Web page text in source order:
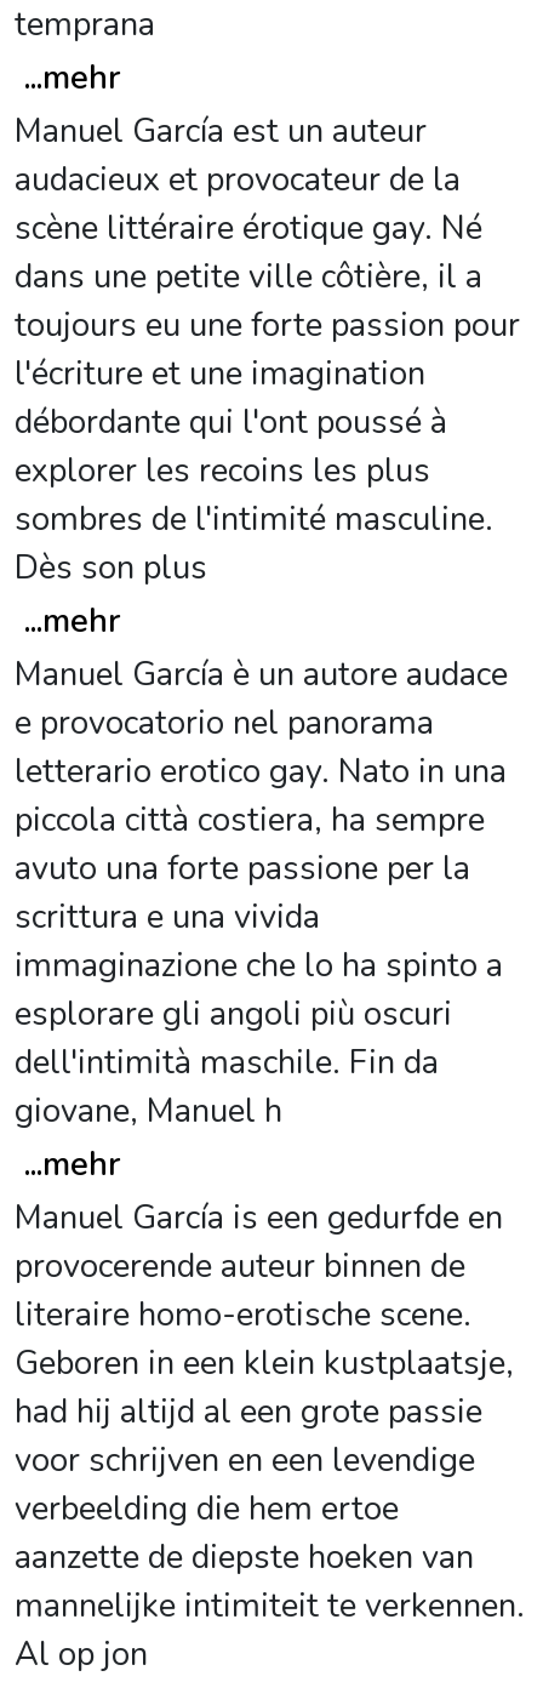
temprana
...mehr
Manuel García est un auteur
audacieux et provocateur de la
scène littéraire érotique gay. Né
dans une petite ville côtière, il a
toujours eu une forte passion pour
l'écriture et une imagination
débordante qui l'ont poussé à
explorer les recoins les plus
sombres de l'intimité masculine.
Dès son plus
...mehr
Manuel García è un autore audace
e provocatorio nel panorama
letterario erotico gay. Nato in una
piccola città costiera, ha sempre
avuto una forte passione per la
scrittura e una vivida
immaginazione che lo ha spinto a
esplorare gli angoli più oscuri
dell'intimità maschile. Fin da
giovane, Manuel h
...mehr
Manuel García is een gedurfde en
provocerende auteur binnen de
literaire homo-erotische scene.
Geboren in een klein kustplaatsje,
had hij altijd al een grote passie
voor schrijven en een levendige
verbeelding die hem ertoe
aanzette de diepste hoeken van
mannelijke intimiteit te verkennen.
Al op jon